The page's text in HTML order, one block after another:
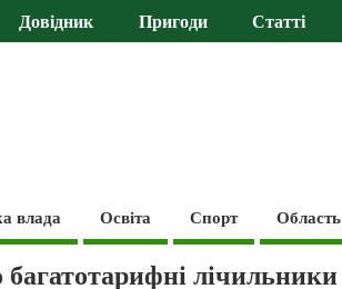
Довідник Пригоди Статті
влада Освіта Спорт Область
багатотарифні лічильники